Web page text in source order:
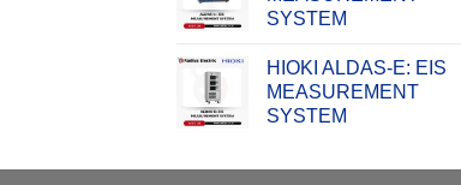
SYSTEM
HIOKI ALDAS-E: EIS
MEASUREMENT
SYSTEM